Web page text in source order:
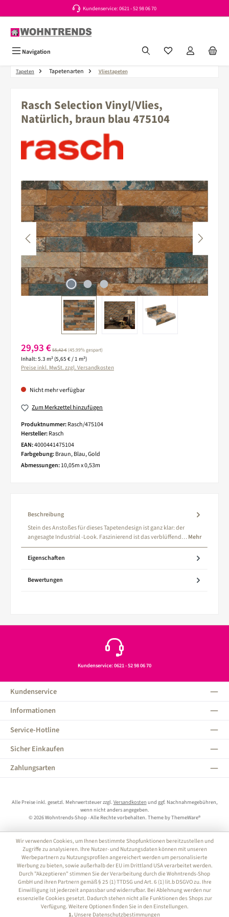
Kundenservice: 0621 - 52 98 06 70
Navigation Du hast 0 Produkte
Tapeten Tapetenarten Vliestapeten
Rasch Selection Vinyl/Vlies,
Natürlich, braun blau 475104
Bildergalerie überspringen
Verkaufspreis:
29,93 €Regulärer Preis:
55,42 €(45.99% gespart)
Inhalt: 5.3 m² (5,65 € / 1 m²)
Preise inkl. MwSt. zzgl. Versandkosten
Nicht mehr verfügbar
Zum Merkzettel hinzufügen
Produktnummer:Rasch/475104
Hersteller:Rasch
EAN:4000441475104
Farbgebung:Braun, Blau, Gold
Abmessungen:10,05m x 0,53m
Beschreibung
Stein des Anstoßes für dieses Tapetendesign ist ganz klar: der
angesagte Industrial -Look. Faszinierend ist das verblüffend…Mehr
Eigenschaften
Bewertungen
Kundenservice: 0621 - 52 98 06 70
Kundenservice
Informationen
Service-Hotline
Sicher Einkaufen
Zahlungsarten
Alle Preise inkl. gesetzl. Mehrwertsteuer zzgl. Versandkosten und ggf. Nachnahmegebühren,
wenn nicht anders angegeben.
© 2026 Wohntrends-Shop - Alle Rechte vorbehalten. Theme byThemeWare®
Wir verwenden Cookies, um Ihnen bestimmte Shopfunktionen bereitzustellen und
Zugriffe zu analysieren. Ihre Nutzer- und Nutzungsdaten können mit unseren
Werbepartnern zu Nutzungsprofilen angereichert werden um personalisierte
Werbung zu bieten, sowie außerhalb der EU im Drittland USA verarbeitet werden.
Durch "Akzeptieren" stimmen Sie der Verarbeitung durch die Wohntrends-Shop
GmbH und ihren Partnern gemäß § 25 (1) TTDSG und Art. 6 (1) lit.b DSGVO zu. Ihre
Einwilligung ist jederzeit anpassbar und widerrufbar. Bei Ablehnung werden nur
essenzielle Cookies gesetzt. Dadurch stehen nicht alle Funktionen des Shops zur
Verfügung. Weitere Optionen finden Sie in den Einstellungen.
1.Unsere Datenschutzbestimmungen